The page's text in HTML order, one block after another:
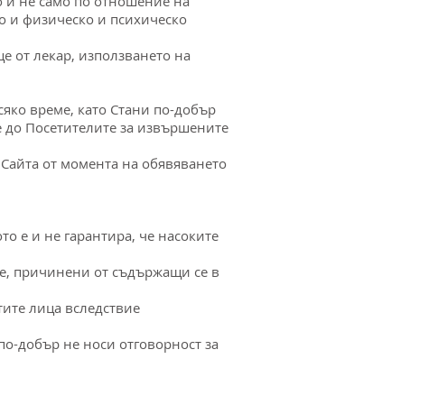
и физическо и психическо
лекар, използването на
време, като Стани по-добър
Посетителите за извършените
от момента на обявяването
е и не гарантира, че насоките
причинени от съдържащи се в
лица вследствие
добър не носи отговорност за